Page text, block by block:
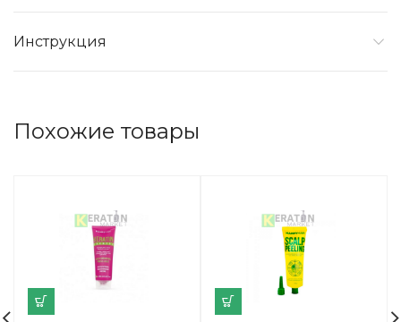
Инструкция
Похожие товары